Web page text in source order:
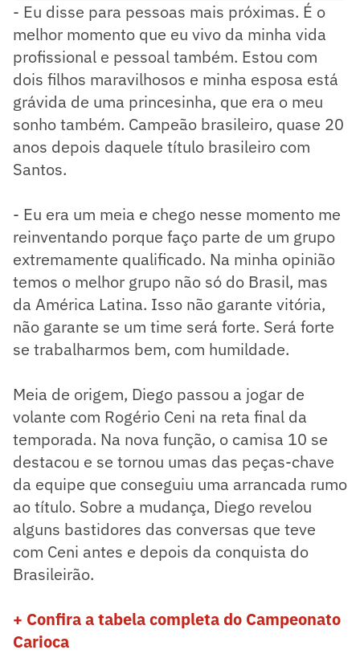
- Eu disse para pessoas mais próximas. É o
melhor momento que eu vivo da minha vida
profissional e pessoal também. Estou com
dois filhos maravilhosos e minha esposa está
grávida de uma princesinha, que era o meu
sonho também. Campeão brasileiro, quase 20
anos depois daquele título brasileiro com
Santos.
- Eu era um meia e chego nesse momento me
reinventando porque faço parte de um grupo
extremamente qualificado. Na minha opinião
temos o melhor grupo não só do Brasil, mas
da América Latina. Isso não garante vitória,
não garante se um time será forte. Será forte
se trabalharmos bem, com humildade.
Meia de origem, Diego passou a jogar de
volante com Rogério Ceni na reta final da
temporada. Na nova função, o camisa 10 se
destacou e se tornou umas das peças-chave
da equipe que conseguiu uma arrancada rumo
ao título. Sobre a mudança, Diego revelou
alguns bastidores das conversas que teve
com Ceni antes e depois da conquista do
Brasileirão.
+ Confira a tabela completa do Campeonato
Carioca